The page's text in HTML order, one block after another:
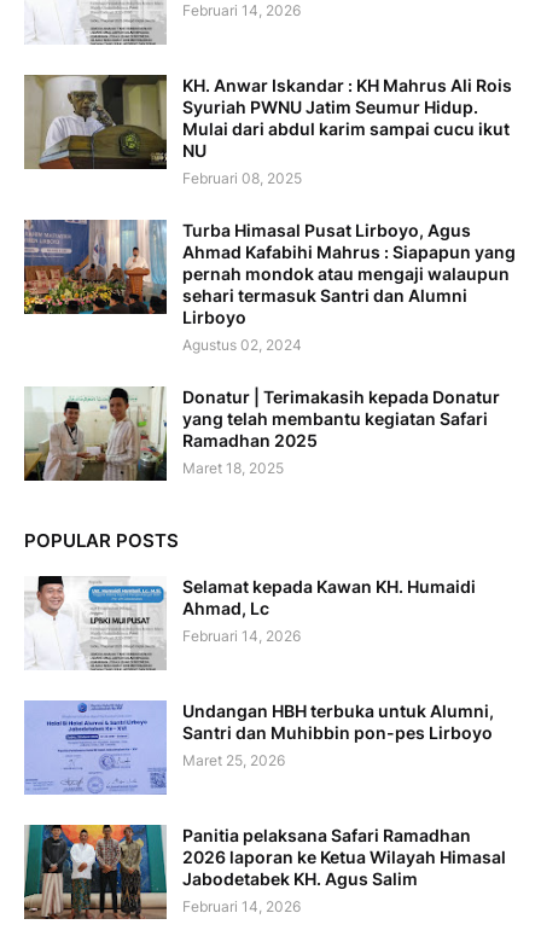
Februari 14, 2026
KH. Anwar Iskandar : KH Mahrus Ali Rois
Syuriah PWNU Jatim Seumur Hidup.
Mulai dari abdul karim sampai cucu ikut
NU
Februari 08, 2025
Turba Himasal Pusat Lirboyo, Agus
Ahmad Kafabihi Mahrus : Siapapun yang
pernah mondok atau mengaji walaupun
sehari termasuk Santri dan Alumni
Lirboyo
Agustus 02, 2024
Donatur | Terimakasih kepada Donatur
yang telah membantu kegiatan Safari
Ramadhan 2025
Maret 18, 2025
POPULAR POSTS
Selamat kepada Kawan KH. Humaidi
Ahmad, Lc
Februari 14, 2026
Undangan HBH terbuka untuk Alumni,
Santri dan Muhibbin pon-pes Lirboyo
Maret 25, 2026
Panitia pelaksana Safari Ramadhan
2026 laporan ke Ketua Wilayah Himasal
Jabodetabek KH. Agus Salim
Februari 14, 2026